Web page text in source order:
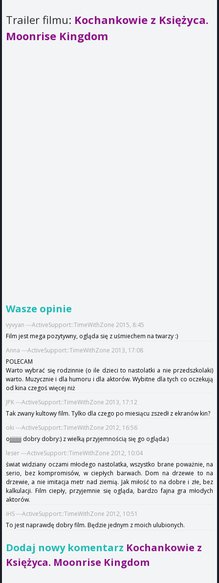
Trailer filmu: Kochankowie z Księżyca.
Moonrise Kingdom
Wasze opinie
vyvyan ---ActiveSupport::TimeWithZone 2015, 8:45
Film jest mega pozytywny, ogląda się z uśmiechem na twarzy :)
Anna ---ActiveSupport::TimeWithZone 2013, 17:08
POLECAM
Warto wybrać się rodzinnie (o ile dzieci to nastolatki a nie przedszkolaki)
warto. Muzycznie i dla humoru i dla aktorów. Wybitne dla tych co oczekują
od kina czegoś więcej niż
JPK ---ActiveSupport::TimeWithZone 2013, 17:12
Tak zwany kultowy film. Tylko dla czego po miesiącu zszedł z ekranów kin?
oki ---ActiveSupport::TimeWithZone 2012, 16:56
ojjjjjjjj dobry dobry:) z wielką przyjemnością się go ogląda:)
leser ---ActiveSupport::TimeWithZone 2012, 10:04
świat widziany oczami młodego nastolatka, wszystko brane poważnie, na
serio, bez kompromisów, w ciepłych barwach. Dom na drzewie to na
drzewie, a nie imitacja metr nad ziemią. Jak miłość to na dobre i złe, bez
kalkulacji. Film ciepły, przyjemnie się ogląda, bardzo fajna gra młodych
aktorów.
iHS ---ActiveSupport::TimeWithZone 2012, 10:51
To jest naprawdę dobry film. Będzie jednym z moich ulubionych.
Dodaj nowy komentarz Kochankowie z
Księżyca. Moonrise Kingdom